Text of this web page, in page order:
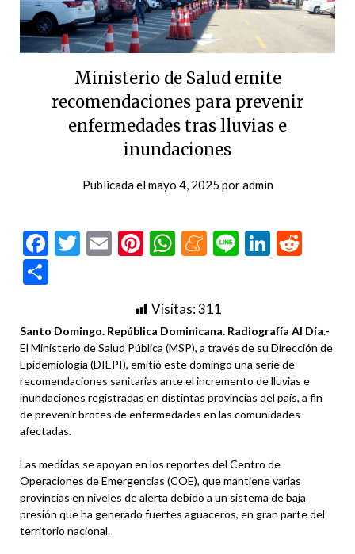
Ministerio de Salud emite
recomendaciones para prevenir
enfermedades tras lluvias e
inundaciones
Publicada elmayo 4, 2025 poradmin
Facebook
Twitter
EmailPinterest
WhatsApp
Meneame
Line
Visitas:311
Santo Domingo. República Dominicana. Radiografía Al Día.-
El Ministerio de Salud Pública (MSP), a través de su Dirección de
Epidemiología (DIEPI), emitió este domingo una serie de
recomendaciones sanitarias ante el incremento de lluvias e
inundaciones registradas en distintas provincias del país, a fin
de prevenir brotes de enfermedades en las comunidades
afectadas.
Las medidas se apoyan en los reportes del Centro de
Operaciones de Emergencias (COE), que mantiene varias
provincias en niveles de alerta debido a un sistema de baja
presión que ha generado fuertes aguaceros, en gran parte del
territorio nacional.